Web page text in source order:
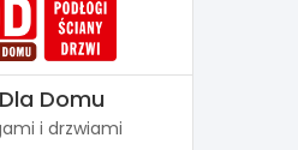
Domu
i drzwiami